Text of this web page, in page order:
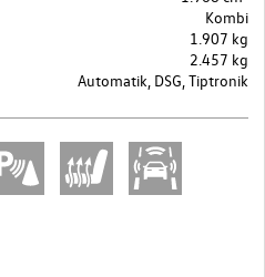
Kombi
1.907 kg
2.457 kg
Automatik, DSG, Tiptronik